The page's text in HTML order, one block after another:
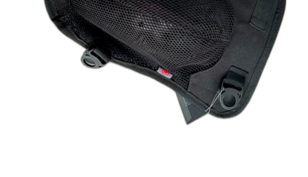
Pelerine de ploaie
Protectii
Rucsac/Borseta
Tricou / Geci / Termic
Roti/Accesorii
Ambreiaj
Cabluri si Conducte